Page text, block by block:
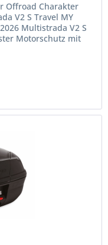
Offroad Charakter
V2 S Travel MY
Multistrada V2 S
Motorschutz mit